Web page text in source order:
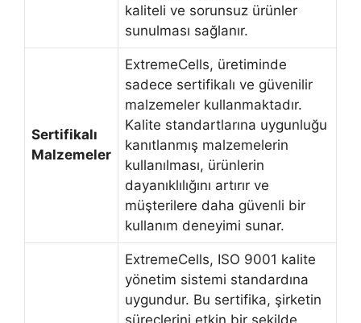
kaliteli ve sorunsuz ürünler
sunulması sağlanır.
Sertifikalı
Malzemeler
ExtremeCells, üretiminde
sadece sertifikalı ve güvenilir
malzemeler kullanmaktadır.
Kalite standartlarına uygunluğu
kanıtlanmış malzemelerin
kullanılması, ürünlerin
dayanıklılığını artırır ve
müşterilere daha güvenli bir
kullanım deneyimi sunar.
ExtremeCells, ISO 9001 kalite
yönetim sistemi standardına
uygundur. Bu sertifika, şirketin
süreçlerini etkin bir şekilde